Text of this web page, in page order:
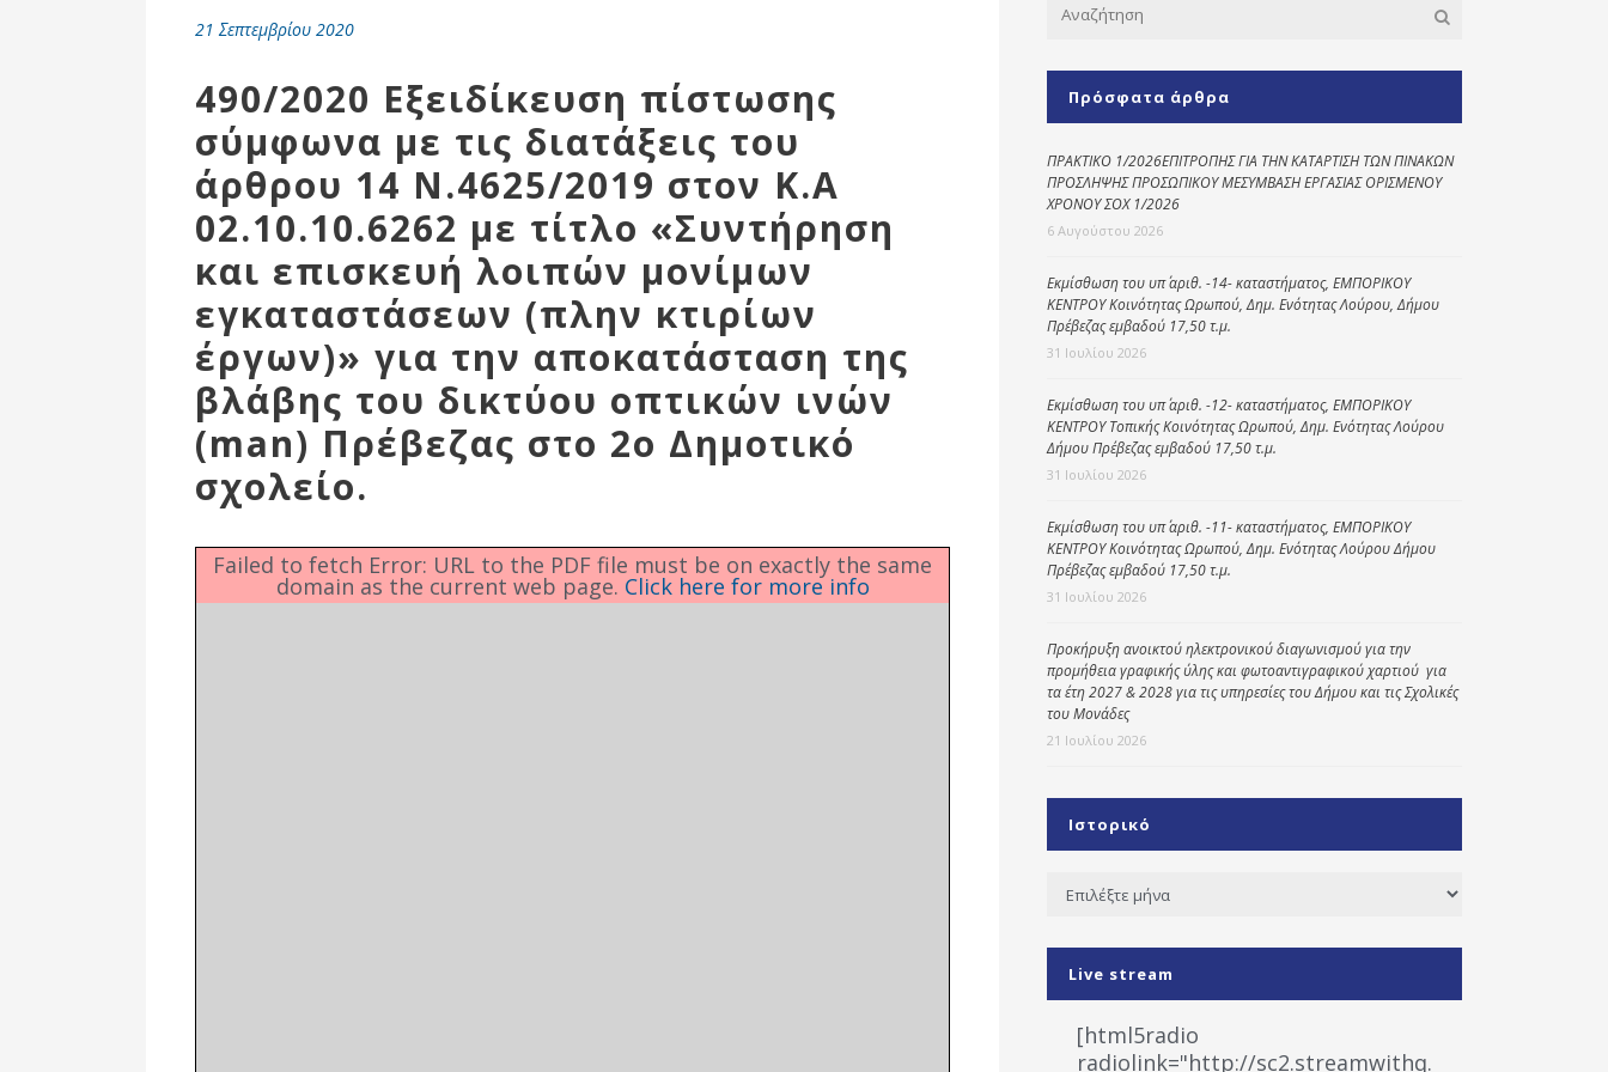
Πολιτική
προστασία
Κοινωνικό
Kοινωνικό
φαρμακείο
Πρόγραμμα
“Βοήθεια στο σπίτι”
Κέντρο Ημερήσιας
Ηλικιωμένων
(Κ.Η.Φ.Η.) Πρέβεζας
Αθλητικές
Υποδομές
Αθλητικές
Βιβλιοθήκη
Δίκτυο
21 Σεπτεμβρίου 2020
490/2020 Εξειδίκευση πίστωσης
σύμφωνα με τις διατάξεις του
άρθρου 14 Ν.4625/2019 στον Κ.Α
02.10.10.6262 με τίτλο «Συντήρηση
και επισκευή λοιπών μονίμων
εγκαταστάσεων (πλην κτιρίων
έργων)» για την αποκατάσταση της
βλάβης του δικτύου οπτικών ινών
(man) Πρέβεζας στο 2ο Δημοτικό
σχολείο.
Failed to fetch Error: URL to the PDF file must be on exactly the same
domain as the current web page. Click here for more info
Πρόσφατα άρθρα
ΠΡΑΚΤΙΚΟ 1/2026ΕΠΙΤΡΟΠΗΣ ΓΙΑ ΤΗΝ ΚΑΤΑΡΤΙΣΗ ΤΩΝ ΠΙΝΑΚΩΝ
ΠΡΟΣΛΗΨΗΣ ΠΡΟΣΩΠΙΚΟΥ ΜΕΣΥΜΒΑΣΗ ΕΡΓΑΣΙΑΣ ΟΡΙΣΜΕΝΟΥ
ΧΡΟΝΟΥ ΣΟΧ 1/2026
6 Αυγούστου 2026
Εκμίσθωση του υπ΄ αριθ. -14- καταστήματος, ΕΜΠΟΡΙΚΟΥ
ΚΕΝΤΡΟΥ Κοινότητας Ωρωπού, Δημ. Ενότητας Λούρου, Δήμου
Πρέβεζας εμβαδού 17,50 τ.μ.
31 Ιουλίου 2026
Εκμίσθωση του υπ΄ αριθ. -12- καταστήματος, ΕΜΠΟΡΙΚΟΥ
ΚΕΝΤΡΟΥ Τοπικής Κοινότητας Ωρωπού, Δημ. Ενότητας Λούρου
Δήμου Πρέβεζας εμβαδού 17,50 τ.μ.
31 Ιουλίου 2026
Εκμίσθωση του υπ΄ αριθ. -11- καταστήματος, ΕΜΠΟΡΙΚΟΥ
ΚΕΝΤΡΟΥ Κοινότητας Ωρωπού, Δημ. Ενότητας Λούρου Δήμου
Πρέβεζας εμβαδού 17,50 τ.μ.
31 Ιουλίου 2026
Προκήρυξη ανοικτού ηλεκτρονικού διαγωνισμού για την
προμήθεια γραφικής ύλης και φωτοαντιγραφικού χαρτιού για
τα έτη 2027 & 2028 για τις υπηρεσίες του Δήμου και τις Σχολικές
του Μονάδες
21 Ιουλίου 2026
Ιστορικό
Ιστορικό
Live stream
[html5radio
radiolink="http://sc2.streamwithq.com:8028/